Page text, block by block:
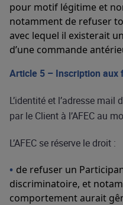
pour motif légitime et
notamment de refuser
avec lequel il existerait
d’une commande
Article 5 – Inscription aux
L’identité et l’adresse
par le Client à l’AFEC au
L’AFEC se réserve le droit :
de refuser un
discriminatoire, et
comportement aurait